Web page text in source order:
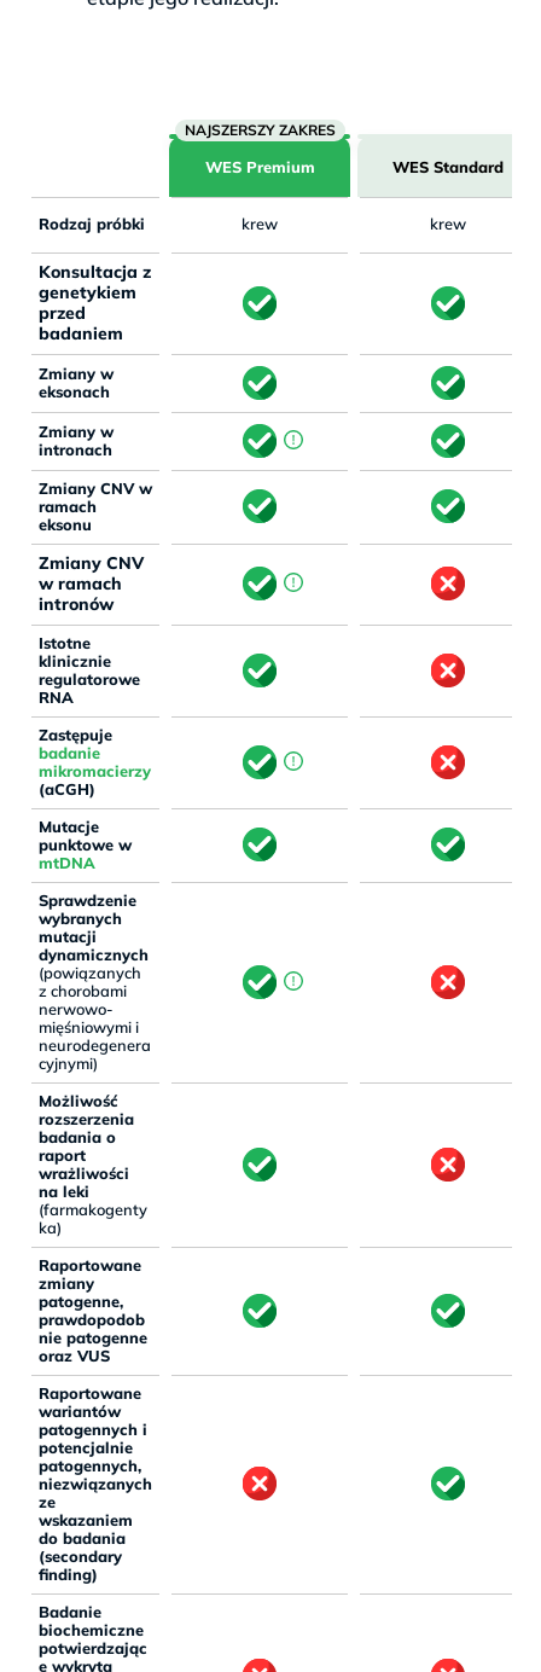
WES Premium WES Standard
Rodzaj próbki krew krew
Konsultacja z
genetykiem
przed
badaniem
Zmiany w
eksonach
Zmiany w
intronach
Zmiany CNV w
ramach
eksonu
Zmiany CNV
w ramach
intronów
Istotne
klinicznie
regulatorowe
RNA
Zastępuje
badanie
mikromacierzy
(aCGH)
Mutacje
punktowe w
mtDNA
Sprawdzenie
wybranych
mutacji
dynamicznych
(powiązanych
z chorobami
nerwowo-
mięśniowymi i
neurodegenera
cyjnymi)
Możliwość
rozszerzenia
badania o
raport
wrażliwości
na leki
(farmakogenty
ka)
Raportowane
zmiany
patogenne,
prawdopodob
nie patogenne
oraz VUS
Raportowane
wariantów
patogennych i
potencjalnie
patogennych,
niezwiązanych
ze
wskazaniem
do badania
(secondary
finding)
Badanie
biochemiczne
potwierdzając
e wykrytą